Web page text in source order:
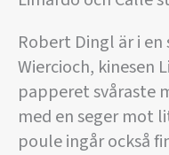
Robert Dingl är i
Wiercioch, kinesen
papperet svåraste
med en seger mot
poule ingår också